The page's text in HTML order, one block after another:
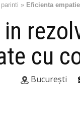
» Eficienta
cu
București